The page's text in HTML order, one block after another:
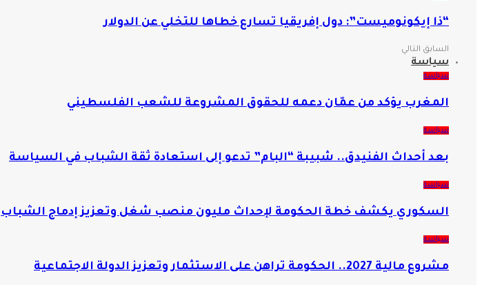
“ذا إيكونوميست”: دول إفريقيا تسارع خطاها للتخلي عن الدولار
السابق التالي
سياسة
سياسة
المغرب يؤكد من عمّان دعمه للحقوق المشروعة للشعب الفلسطيني
سياسة
بعد أحداث الفنيدق.. شبيبة “البام” تدعو إلى استعادة ثقة الشباب في السياسة
سياسة
السكوري يكشف خطة الحكومة لإحداث مليون منصب شغل وتعزيز إدماج الشباب
سياسة
مشروع مالية 2027.. الحكومة تراهن على الاستثمار وتعزيز الدولة الاجتماعية